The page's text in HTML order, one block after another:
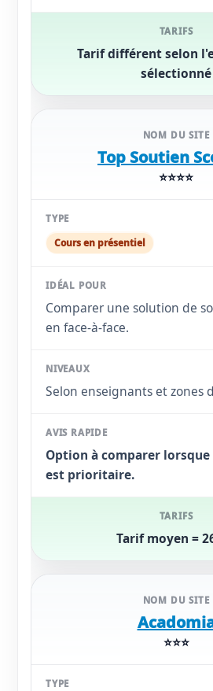
Tarif différent selon
sélectionné
Top Soutien
⭐⭐⭐⭐
Cours en présentiel
Comparer une solution de
en face-à-face.
Selon enseignants et zones
Option à comparer
est prioritaire.
Tarif moyen =
⭐⭐⭐